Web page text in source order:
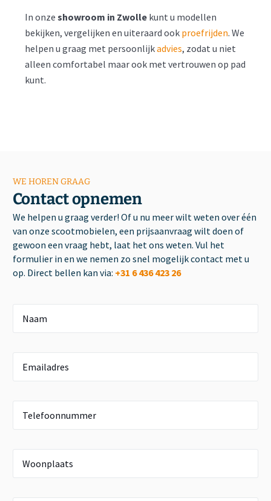
In onze showroom in Zwollekunt u modellen
bekijken, vergelijken en uiteraard ook proefrijden. We
helpen u graag met persoonlijkadvies, zodat u niet
alleen comfortabel maar ook met vertrouwen op pad
kunt.
Contact opnemen
WE HOREN GRAAG
We helpen u graag verder! Of u nu meer wilt weten over één
van onze scootmobielen, een prijsaanvraag wilt doen of
gewoon een vraag hebt, laat het ons weten. Vul het
formulier in en we nemen zo snel mogelijk contact met u
op. Direct bellen kan via: +31 6 436 423 26